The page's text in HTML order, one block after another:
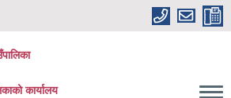
कार्यालय